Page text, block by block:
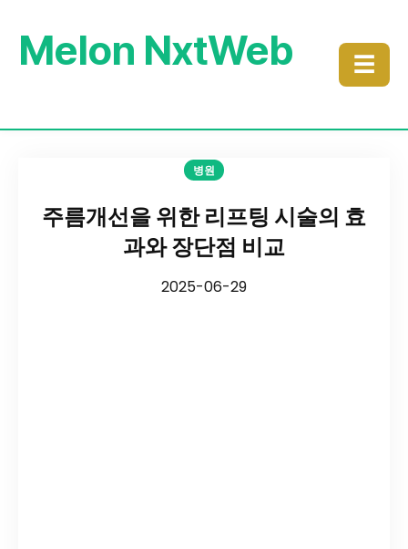
Melon NxtWeb ☰
병원
주름개선을 위한 리프팅 시술의 효
과와 장단점 비교
2025-06-29